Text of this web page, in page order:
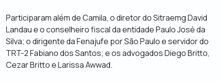
Participaram além de Camila, o diretor do Sitraemg David
Landau e o conselheiro fiscal da entidade Paulo José da
Silva; o dirigente da Fenajufe por São Paulo e servidor do
TRT-2 Fabiano dos Santos; e os advogados Diego Britto,
Cezar Britto e Larissa Awwad.